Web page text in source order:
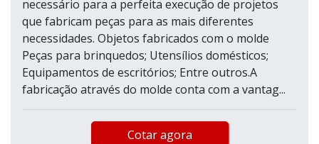
necessário para a perfeita execução de projetos
que fabricam peças para as mais diferentes
necessidades. Objetos fabricados com o molde
Peças para brinquedos; Utensílios domésticos;
Equipamentos de escritórios; Entre outros.A
fabricação através do molde conta com a vantag...
Cotar agora